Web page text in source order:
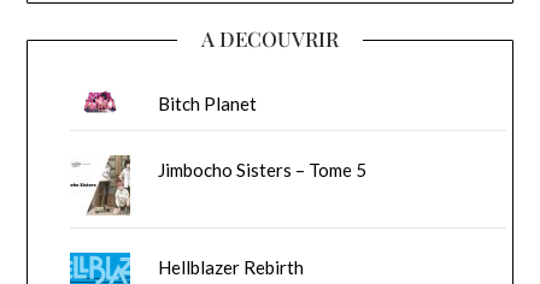
A DECOUVRIR
Bitch Planet
Jimbocho Sisters – Tome 5
Hellblazer Rebirth